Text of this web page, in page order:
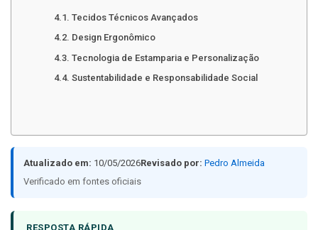
Tecidos Técnicos Avançados
Design Ergonômico
Tecnologia de Estamparia e Personalização
Sustentabilidade e Responsabilidade Social
Atualizado em: 10/05/2026Revisado por: Pedro Almeida
Verificado em fontes oficiais
RESPOSTA RÁPIDA